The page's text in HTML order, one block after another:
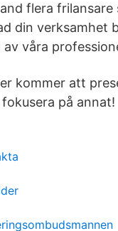
flera
din verksamhet
våra
kommer att
på annat!